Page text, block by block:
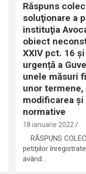
Răspuns
soluţionare a
instituţia
obiect
XXIV pct. 16
urgență a
unele măsuri
unor
modificarea
normative
18 ianuarie 2022
RĂSPUNS
petiţiilor
având…